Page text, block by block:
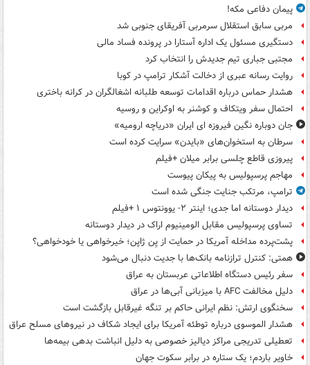
پیمان دفاعی مکه!
مربی سابق استقلال سرمربی آفریقای جنوبی شد
دستگیری مسئول یک اداره آستارا در پرونده فساد مالی
مجتبی جباری تیم جدیدش را انتخاب کرد
روایت رسانه عبری از دخالت آشکار ترامپ در کوبا
هشدار حماس درباره اقدامات توسعه طلبانه اشغالگران در کرانه باختری
احتمال سفر ویتکاف و کوشنر به اوکراین و روسیه
جان دوباره نگین فیروزه ای ایران «دریاچه ارومیه»
سرطان به استخوان‌های «بایدن» سرایت کرده است
پیروزی قاطع چلسی برابر میلان +فیلم
مهاجم پرسپولیس به پیکان پیوست
ترامپ، مرتکب جنایت جنگی شده است
دیدار دوستانه اما جدی؛ اینتر ۲- یوونتوس ۱ +فیلم
تساوی پرسپولیس مقابل الومینیوم اراک در دیدار دوستانه
پشت‌پرده مداخله آمریکا در حمایت از یِن ژاپن؛ خیرخواهی یا خودخواهی؟
همتی: کنترل ترازنامه بانک‌ها با جدیت دنبال می‌شود
سفر رئیس دستگاه اطلاعاتی عربستان به عراق
دلیل مخالفت AFC با میزبانی آبی‌ها در عراق
سخنگوی ارتش: نظم ایرانی حاکم بر تنگه غیرقابل بازگشت است
هشدار الموسوی درباره توطئه آمریکا برای ایجاد شکاف در نیروهای مسلح عراق
تعطیلی تدریجی مراکز دیالیز خصوصی به دلیل انباشت بدهی بیمه‌ها
خاویر باردم؛ یک ستاره در برابر سکوت جهان